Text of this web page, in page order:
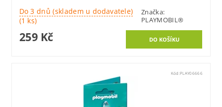
Do 3 dnů (skladem u dodavatele)
(1 ks)
Značka:
PLAYMOBIL®
259 Kč
Kód:PLAY06666